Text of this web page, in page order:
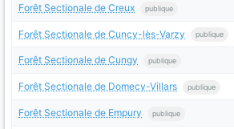
Forêt Sectionale de Creux publique
Forêt Sectionale de Cuncy-lès-Varzy publique
Forêt Sectionale de Cungy publique
Forêt Sectionale de Domecy-Villars publique
Forêt Sectionale de Empury publique